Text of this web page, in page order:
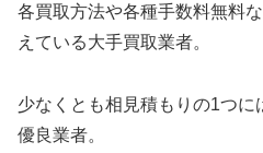
各買取方法や各種手数料無料
えている大手買取業者。
少なくとも相見積もりの1つに
優良業者。